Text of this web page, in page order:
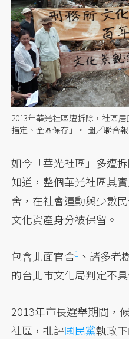
2013年華光社區遭拆除，社區
指定、全區保存」。 圖／聯合
如今「華光社區」多遭
知道，整個華光社區其
舍，在社會運動與少數
文化資產身分被保留。
包含北面官舍1 、諸多老
的台北市文化局判定不具
2013年市長選舉期間，
社區，批評國民黨執政